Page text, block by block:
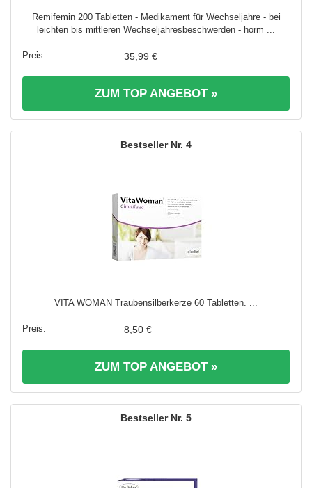
Remifemin 200 Tabletten - Medikament für Wechseljahre - bei
leichten bis mittleren Wechseljahresbeschwerden - horm ...
35,99 €
ZUM TOP ANGEBOT »
4
VITA WOMAN Traubensilberkerze 60 Tabletten. ...
8,50 €
ZUM TOP ANGEBOT »
5